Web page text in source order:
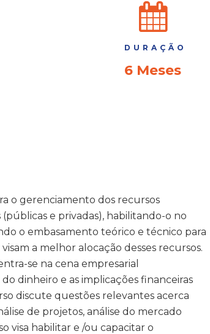
DURAÇÃO
6 Meses
o gerenciamento dos recursos
e privadas), habilitando-o no
o embasamento teórico e técnico para
a melhor alocação desses recursos.
se na cena empresarial
dinheiro e as implicações financeiras
discute questões relevantes acerca
de projetos, análise do mercado
visa habilitar e /ou capacitar o